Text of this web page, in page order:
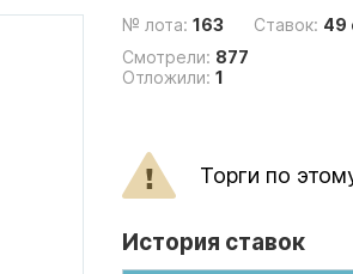
№ лота: 163 Ставок: 49
Смотрели: 877
Отложили: 1
Торги по
История ставок